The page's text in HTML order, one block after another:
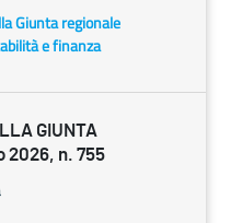
Giunta regionale
e finanza
GIUNTA
2026, n. 755